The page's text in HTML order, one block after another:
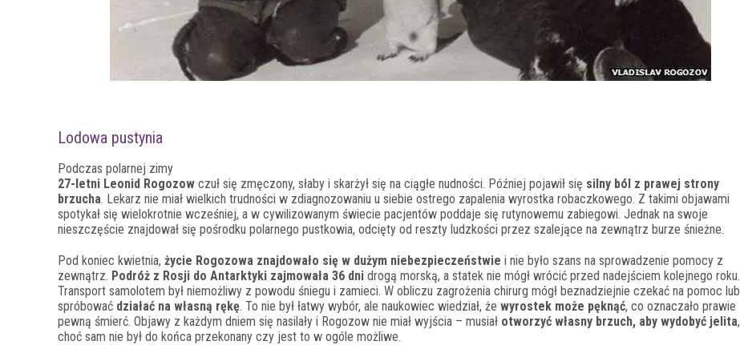
Lodowa pustynia
Podczas polarnej zimy
27-letni Leonid Rogozow czuł się zmęczony, słaby i skarżył się na ciągłe nudności. Później pojawił się silny ból z prawej strony
brzucha. Lekarz nie miał wielkich trudności w zdiagnozowaniu u siebie ostrego zapalenia wyrostka robaczkowego. Z takimi objawami
spotykał się wielokrotnie wcześniej, a w cywilizowanym świecie pacjentów poddaje się rutynowemu zabiegowi. Jednak na swoje
nieszczęście znajdował się pośrodku polarnego pustkowia, odcięty od reszty ludzkości przez szalejące na zewnątrz burze śnieżne.
Pod koniec kwietnia, życie Rogozowa znajdowało się w dużym niebezpieczeństwie i nie było szans na sprowadzenie pomocy z
zewnątrz. Podróż z Rosji do Antarktyki zajmowała 36 dni drogą morską, a statek nie mógł wrócić przed nadejściem kolejnego roku.
Transport samolotem był niemożliwy z powodu śniegu i zamieci. W obliczu zagrożenia chirurg mógł beznadziejnie czekać na pomoc lub
spróbować działać na własną rękę. To nie był łatwy wybór, ale naukowiec wiedział, że wyrostek może pęknąć, co oznaczało prawie
pewną śmierć. Objawy z każdym dniem się nasilały i Rogozow nie miał wyjścia – musiał otworzyć własny brzuch, aby wydobyć jelita,
choć sam nie był do końca przekonany czy jest to w ogóle możliwe.